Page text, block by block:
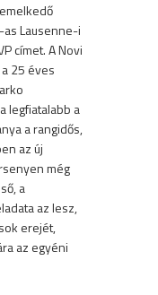
Lausenne-i
címet. A Novi
25 éves
legfiatalabb a
a rangidős,
az új
még
a
az lesz,
erejét,
az egyéni